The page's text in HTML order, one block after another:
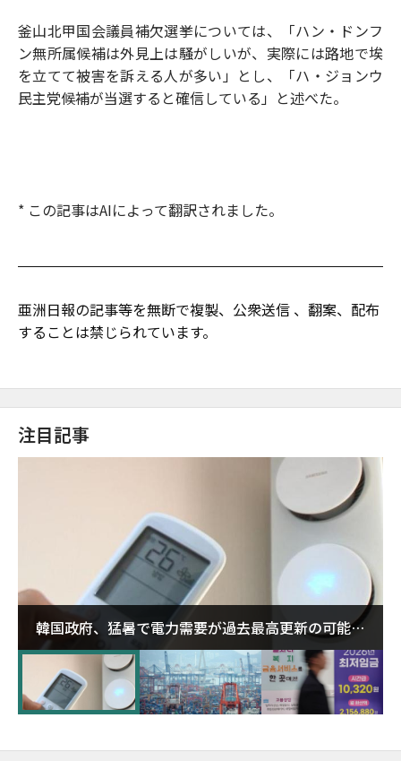
釜山北甲国会議員補欠選挙については、「ハン・ドンフ
ン無所属候補は外見上は騒がしいが、実際には路地で埃
を立てて被害を訴える人が多い」とし、「ハ・ジョンウ
民主党候補が当選すると確信している」と述べた。
* この記事はAIによって翻訳されました。
亜洲日報の記事等を無断で複製、公衆送信 、翻案、配布
することは禁じられています。
注目記事
韓国政府、猛暑で電力需要が過去最高更新の可能性
に需給対応体制を点検